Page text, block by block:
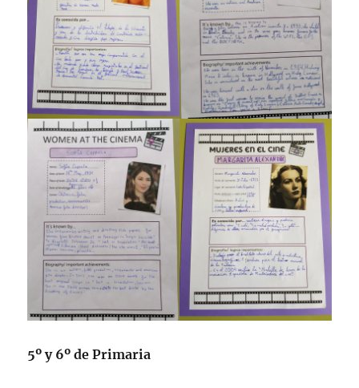
5º y 6º de Primaria